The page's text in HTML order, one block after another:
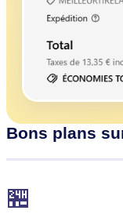
Bons plans
🏪